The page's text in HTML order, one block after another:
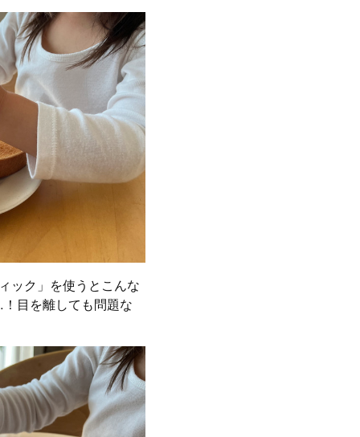
ック」を使うとこんな
目を離しても問題な